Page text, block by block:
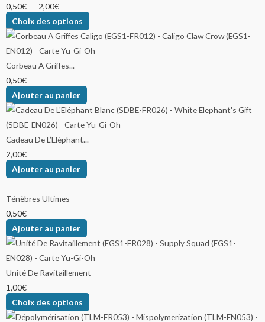
0,50€ – 2,00€
Choix des options
Corbeau A Griffes...
0,50€
Ajouter au panier
Cadeau De L’Eléphant...
2,00€
Ajouter au panier
Ténèbres Ultimes
0,50€
Ajouter au panier
Unité De Ravitaillement
1,00€
Choix des options